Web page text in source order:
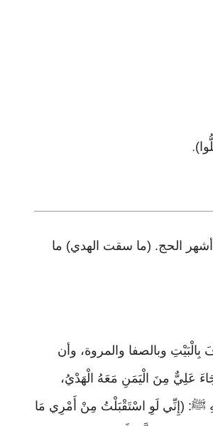
.
الحج. (ما سقت الهدي) ما
وبالصفا والمروة، وأن
عَلِيٌّ مِنَ الْيَمَنِ مَعَهُ الْهَدْيُ،
ﷺ: (إِنِّي لَوِ اسْتَقْبَلْتُ مِنْ أَمْرِي مَا